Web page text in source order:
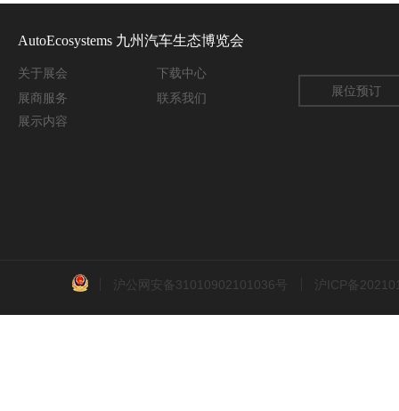
AutoEcosystems 九州汽车生态博览会
关于 展会
下载中心
展商服务
联系我们
展示内容
展位预订
沪公网安备31010902101036号 沪ICP备